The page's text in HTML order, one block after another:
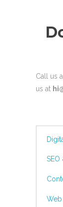
Call us
us at
SEO